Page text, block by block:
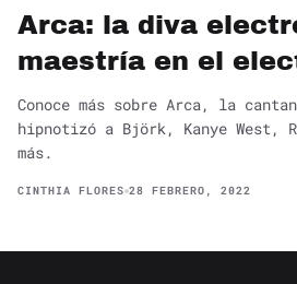
Arca: la diva
maestría en el
Conoce más sobre Arca, la
hipnotizó a Björk, Kanye West,
más.
CINTHIA FLORES 28 FEBRERO, 2022